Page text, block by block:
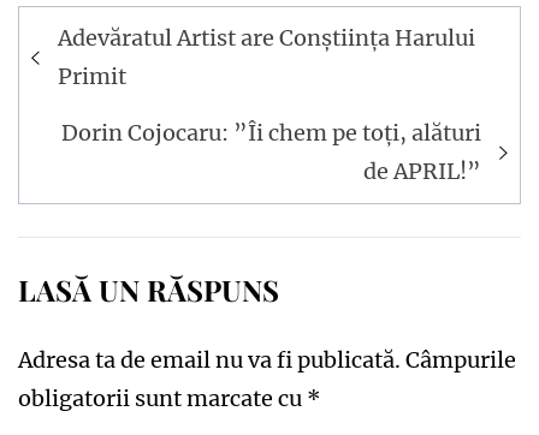
Navigare
în
Adevăratul Artist are Conștiința Harului
Primit
Dorin Cojocaru: ”Îi chem pe toți, alături
de APRIL!”
LASĂ UN RĂSPUNS
Adresa ta de email nu va fi publicată. Câmpurile
obligatorii sunt marcate cu *